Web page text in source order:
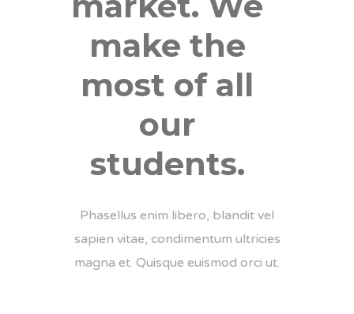
make the
most of all
our
students.
Phasellus enim libero, blandit vel
sapien vitae, condimentum ultricies
magna et. Quisque euismod orci ut.